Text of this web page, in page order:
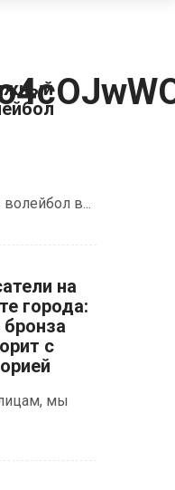
волейбол в...
на
города:
бронза
с
мы